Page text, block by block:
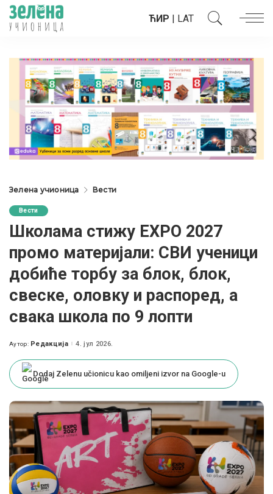
ЋИР | LAT
Зелена учионица Вести
Вести
Школама стижу EXPO 2027
промо материјали: СВИ ученици
добиће торбу за блок, блок,
свеске, оловку и распоред, а
свака школа по 9 лопти
Posted
Аутор: Редакција 4. јул 2026.
Dodaj Zelenu učionicu kao omiljeni izvor na Google-u